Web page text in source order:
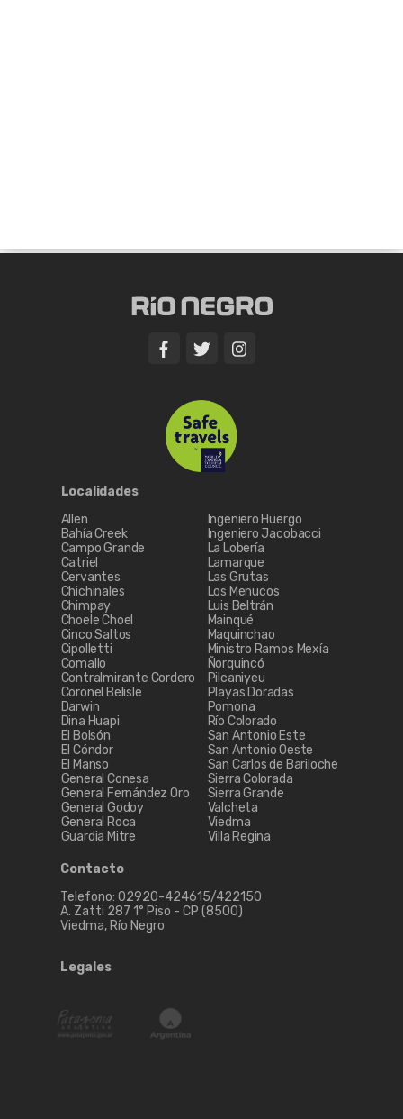
Localidades
Allen
Bahía Creek
Campo Grande
Catriel
Cervantes
Chichinales
Chimpay
Choele Choel
Cinco Saltos
Cipolletti
Comallo
Contralmirante Cordero
Coronel Belisle
Darwin
Dina Huapi
El Bolsón
El Cóndor
El Manso
General Conesa
General Fernández Oro
General Godoy
General Roca
Guardia Mitre
Ingeniero Huergo
Ingeniero Jacobacci
La Lobería
Lamarque
Las Grutas
Los Menucos
Luis Beltrán
Mainqué
Maquinchao
Ministro Ramos Mexía
Ñorquincó
Pilcaniyeu
Playas Doradas
Pomona
Río Colorado
San Antonio Este
San Antonio Oeste
San Carlos de Bariloche
Sierra Colorada
Sierra Grande
Valcheta
Viedma
Villa Regina
Contacto
Telefono: 02920-424615/422150
A. Zatti 287 1° Piso - CP (8500)
Viedma, Río Negro
Legales